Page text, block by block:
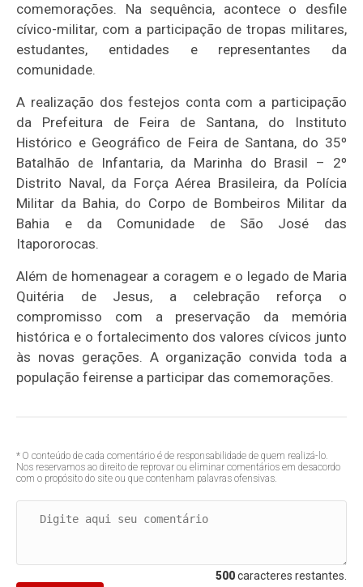
comemorações. Na sequência, acontece o desfile
cívico-militar, com a participação de tropas militares,
estudantes, entidades e representantes da
comunidade.
A realização dos festejos conta com a participação
da Prefeitura de Feira de Santana, do Instituto
Histórico e Geográfico de Feira de Santana, do 35º
Batalhão de Infantaria, da Marinha do Brasil – 2º
Distrito Naval, da Força Aérea Brasileira, da Polícia
Militar da Bahia, do Corpo de Bombeiros Militar da
Bahia e da Comunidade de São José das
Itapororocas.
Além de homenagear a coragem e o legado de Maria
Quitéria de Jesus, a celebração reforça o
compromisso com a preservação da memória
histórica e o fortalecimento dos valores cívicos junto
às novas gerações. A organização convida toda a
população feirense a participar das comemorações.
* O conteúdo de cada comentário é de responsabilidade de quem realizá-lo.
Nos reservamos ao direito de reprovar ou eliminar comentários em desacordo
com o propósito do site ou que contenham palavras ofensivas.
500caracteres restantes.